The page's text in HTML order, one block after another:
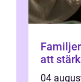
att
04